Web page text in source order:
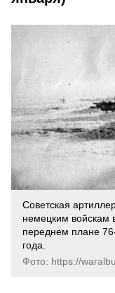
Советская
немецким войскам
переднем плане
года.
Фото: https://